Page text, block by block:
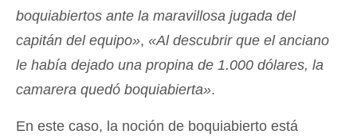
boquiabiertos ante la maravillosa jugada del
capitán del equipo», «Al descubrir que el anciano
le había dejado una propina de 1.000 dólares, la
camarera quedó boquiabierta».
En este caso, la noción de boquiabierto está